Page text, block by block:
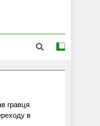
гравця
в